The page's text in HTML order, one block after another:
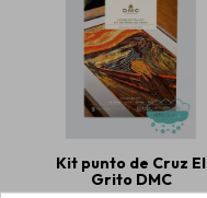
Kit punto de Cruz El
Grito DMC